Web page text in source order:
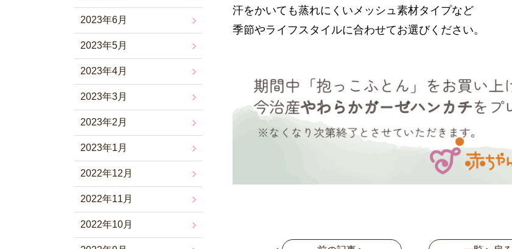
汗をかいても蒸れにくいメッシュ素材タイプなど
季節やライフスタイルに合わせてお選びください。
2023年6月
2023年5月
2023年4月
2023年3月
2023年2月
2023年1月
2022年12月
2022年11月
2022年10月